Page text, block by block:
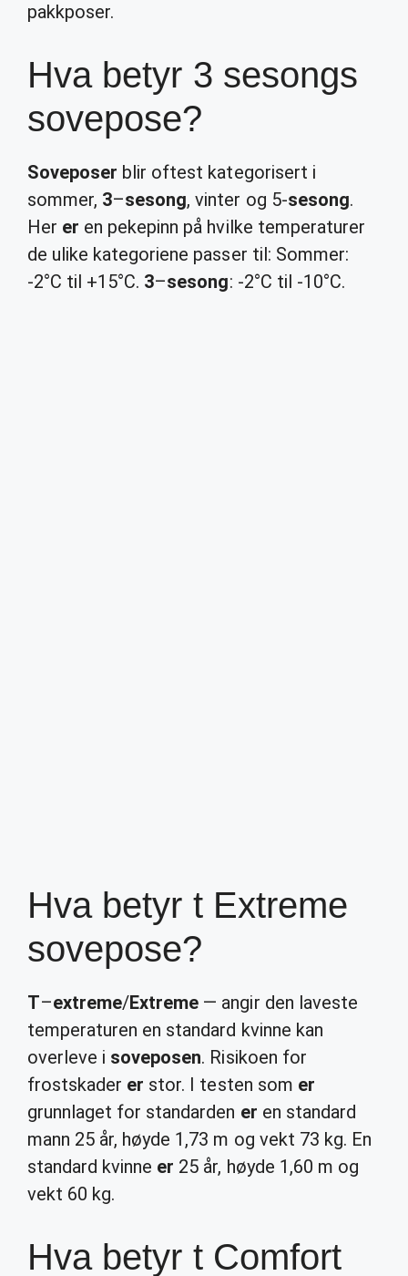
pakkposer.
Hva betyr 3 sesongs
sovepose?
Soveposer blir oftest kategorisert i
sommer, 3–sesong, vinter og 5-sesong.
Her er en pekepinn på hvilke temperaturer
de ulike kategoriene passer til: Sommer:
-2°C til +15°C. 3–sesong: -2°C til -10°C.
Hva betyr t Extreme
sovepose?
T–extreme/Extreme — angir den laveste
temperaturen en standard kvinne kan
overleve i soveposen. Risikoen for
frostskader er stor. I testen som er
grunnlaget for standarden er en standard
mann 25 år, høyde 1,73 m og vekt 73 kg. En
standard kvinne er 25 år, høyde 1,60 m og
vekt 60 kg.
Hva betyr t Comfort